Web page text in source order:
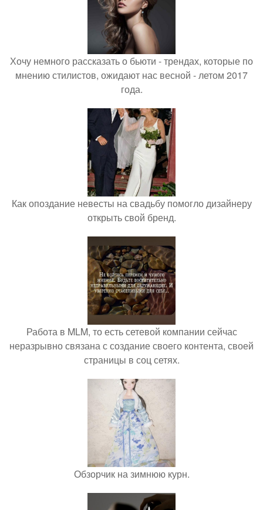
Хочу немного рассказать о бьюти - трендах, которые по
мнению стилистов, ожидают нас весной - летом 2017
года.
Как опоздание невесты на свадьбу помогло дизайнеру
открыть свой бренд.
Работа в MLM, то есть сетевой компании сейчас
неразрывно связана с создание своего контента, своей
страницы в соц сетях.
Обзорчик на зимнюю курн.